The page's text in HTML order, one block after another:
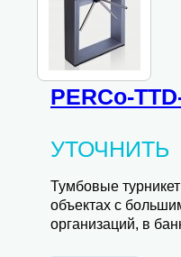
PERCo-
УТОЧНИТЬ
Тумбовые
объектах с
организаций, в